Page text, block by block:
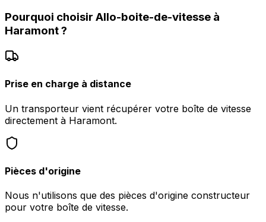
Pourquoi choisir Allo-boite-de-vitesse à
Haramont?
Prise en charge à distance
Un transporteur vient récupérer votre boîte de vitesse
directement à Haramont.
Pièces d'origine
Nous n'utilisons que des pièces d'origine constructeur
pour votre boîte de vitesse.